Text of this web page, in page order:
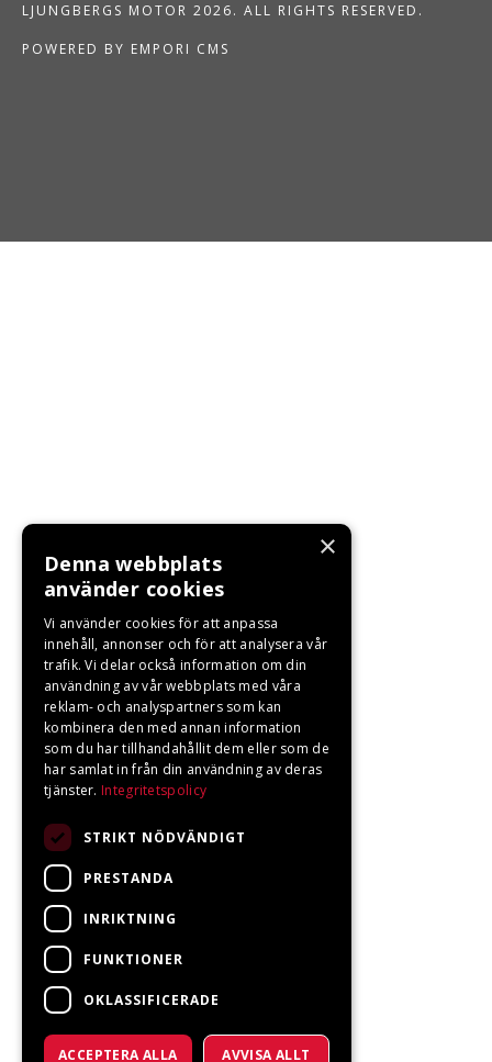
LJUNGBERGS MOTOR 2026. ALL RIGHTS RESERVED.
POWERED BY EMPORI CMS
×
Denna webbplats
använder cookies
Vi använder cookies för att anpassa
innehåll, annonser och för att analysera vår
trafik. Vi delar också information om din
användning av vår webbplats med våra
reklam- och analyspartners som kan
kombinera den med annan information
som du har tillhandahållit dem eller som de
har samlat in från din användning av deras
tjänster. Integritetspolicy
STRIKT NÖDVÄNDIGT
PRESTANDA
INRIKTNING
FUNKTIONER
OKLASSIFICERADE
ACCEPTERA ALLA AVVISA ALLT